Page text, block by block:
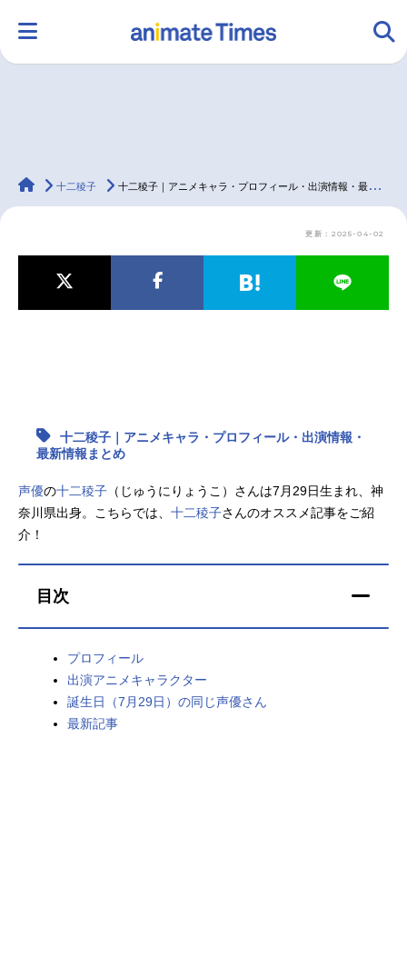
ラジオ みんなの声 グッズ 映画
マンガ・ラノベ ゲーム・アプリ 音楽 コスプレ
アニメ映画一覧 実写化映画一覧
春アニメ 夏アニメ
男性声優/女性声優一覧
animateTimes
十二稜子 十二稜子｜アニメキャラ・プロフィール・出演情報・最新情報まとめ
更新：2025-04-02
十二稜子｜アニメキャラ・プロフィール・出演情報・
最新情報まとめ
声優の十二稜子 （じゅうにりょうこ）さんは7月29日生まれ、神
奈川県出身。こちらでは、 十二稜子さんのオススメ記事をご紹
介！
目次
プロフィール
出演アニメキャラクター
誕生日（7月29日）の同じ声優さん
最新記事